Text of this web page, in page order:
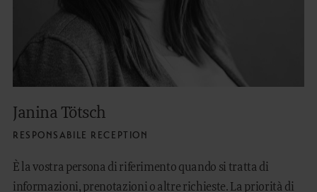
Janina Tötsch
RESPONSABILE RECEPTION
È la vostra persona di riferimento quando si tratta di
informazioni, prenotazioni o altre richieste. La priorità di